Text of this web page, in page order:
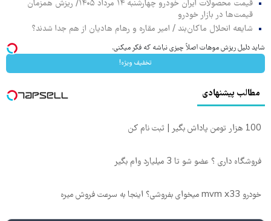
قیمت محصولات ایران خودرو چهارشنبه ۱۴ مرداد ۱۴۰۵/ ریزش همزمان
قیمت‌ها در بازار خودرو
شایعه انحلال ماکان‌بند / امیر مقاره و رهام هادیان از هم جدا شدند؟
شاید دلیل ریزش موهات اصلاً چیزی نباشه که فکر میکنی.
تخفیف ویژه!
مطالب پیشنهادی
100 هزار تومن پاداش بگیر | ثبت نام کن
فروشگاه داری ؟ عضو شو تا 3 میلیارد وام بگیر
خودرو mvm x33 میخوای بفروشی؟ اینجا به سرعت فروش میره